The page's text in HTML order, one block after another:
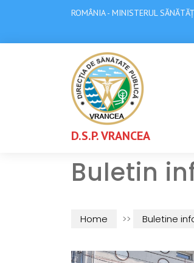
ROMÂNIA - MINISTERUL
D.S.P. VRANCEA
Buletin
Home >> Buletine